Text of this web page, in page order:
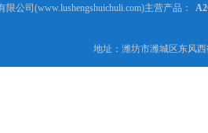
公司(www.lushengshuichuli.com)主营产品：
地址：潍坊市潍城区东风